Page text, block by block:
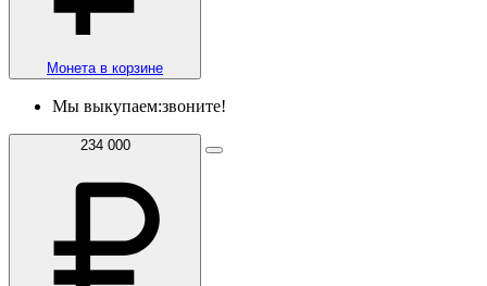
Монета в корзине
Мы выкупаем:звоните!
234 000